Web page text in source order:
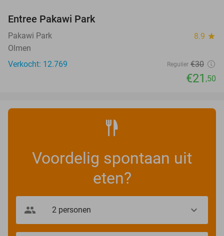
Entree Pakawi Park
Pakawi Park 8.9 star
Olmen
Verkocht: 12.769
Regulier €30
€21 ,50
Voordelig spontaan uit
eten?